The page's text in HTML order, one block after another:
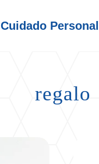
Cuidado Personal
regalo